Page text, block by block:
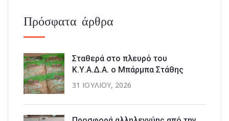
Πρόσφατα άρθρα
Σταθερά στο πλευρό του
Κ.Υ.Α.Δ.Α. ο Μπάρμπα Στάθης
31 ΙΟΥΛΊΟΥ, 2026